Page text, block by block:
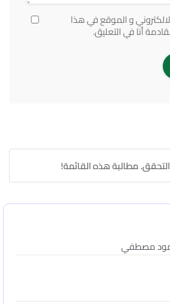
و الموقع في هذا
أنا في التعليق.
مطالبة هذه القائمة!
مصطفي